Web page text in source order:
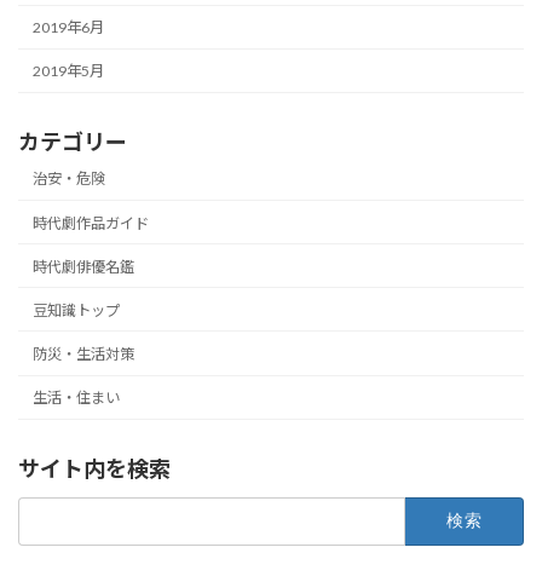
2019年6月
2019年5月
カテゴリー
治安・危険
時代劇作品ガイド
時代劇俳優名鑑
豆知識トップ
防災・生活対策
生活・住まい
サイト内を検索